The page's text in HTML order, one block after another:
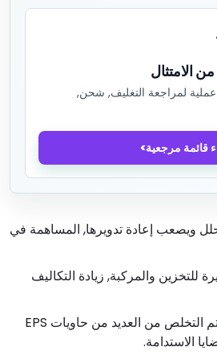
الامتثال
عملية لمراجعة التغليف, شحن,
قائمة مرجعية
ويصعب إعادة تدويرها, المساهمة في
للتخزين والمركبة, زيادة التكاليف
: يتم التخلص من العديد من حاويات EPS
الاستدامة.